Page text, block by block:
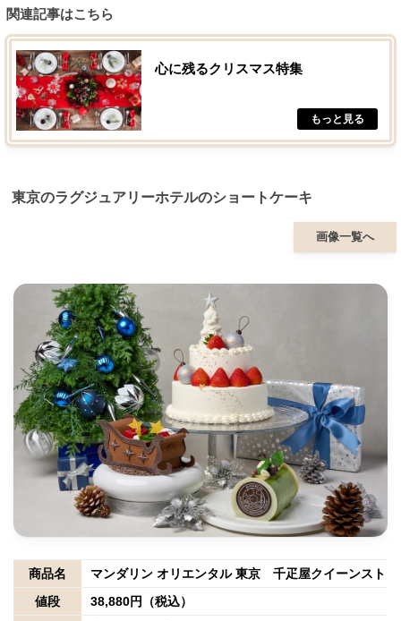
関連記事はこちら
心に残るクリスマス特集
東京のラグジュアリーホテルのショートケーキ
画像一覧へ
商品名
マンダリン オリエンタル 東京 千疋屋クイーンスト
値段
38,880円（税込）